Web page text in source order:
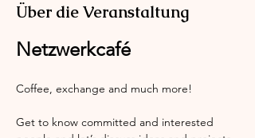
Über die Veranstaltung
Netzwerkcafé
Coffee, exchange and much more!
Get to know committed and interested